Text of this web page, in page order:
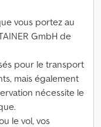
vous portez au
GmbH de
pour le transport
mais également
nécessite le
le vol, vos